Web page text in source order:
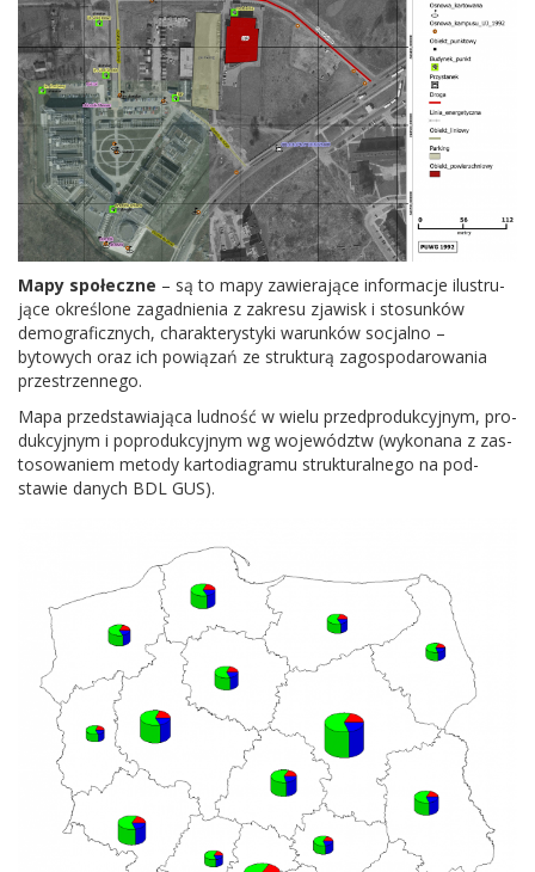
Mapy społeczne – są to mapy zaw­ier­a­jące infor­ma­cje ilus­tru­
jące określone zagad­nienia z zakresu zjawisk i sto­sunków
demograficznych, charak­terystyki warunków soc­jalno –
bytowych oraz ich pow­iązań ze struk­turą zagospo­darowa­nia
przestrzennego.
Mapa przed­staw­ia­jąca lud­ność w wielu przed­pro­duk­cyjnym, pro­
duk­cyjnym i popro­duk­cyjnym wg wojew­ództw (wyko­nana z zas­
tosowaniem metody kar­to­di­a­gramu struk­tu­ral­nego na pod­
stawie danych BDL GUS).